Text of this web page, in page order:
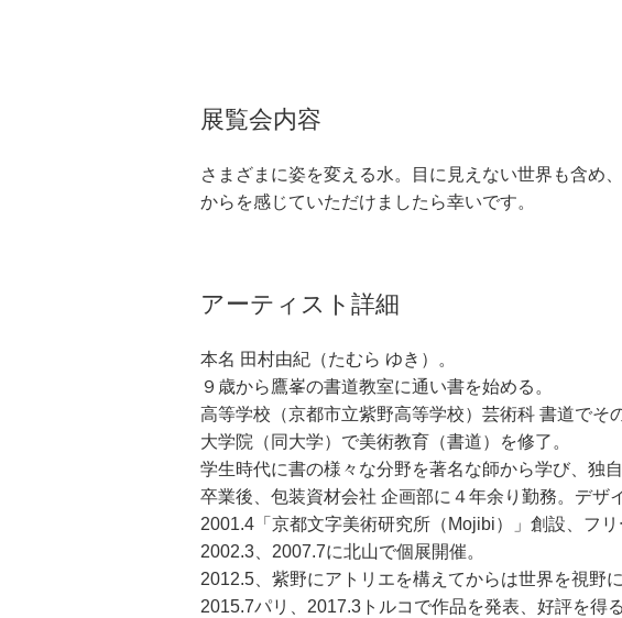
展覧会内容
さまざまに姿を変える水。目に見えない世界も含め
からを感じていただけましたら幸いです。
アーティスト詳細
本名 田村由紀（たむら ゆき）。
９歳から鷹峯の書道教室に通い書を始める。
高等学校（京都市立紫野高等学校）芸術科 書道でそ
大学院（同大学）で美術教育（書道）を修了。
学生時代に書の様々な分野を著名な師から学び、独
卒業後、包装資材会社 企画部に４年余り勤務。デザ
2001.4「京都文字美術研究所（Mojibi）」創設、フ
2002.3、2007.7に北山で個展開催。
2012.5、紫野にアトリエを構えてからは世界を視野
2015.7パリ、2017.3トルコで作品を発表、好評を得る